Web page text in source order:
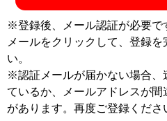
ャンネル「
中
https://www.youtube.com/@gottsu/
『 花嫁を探しに、世界一周
の旅ブックス)』
※登録後、メール認証が必要で
メールをクリックして、登録を
い。
※認証メールが届かない場合、
ているか、メールアドレスが間
があります。再度ご登録くださ